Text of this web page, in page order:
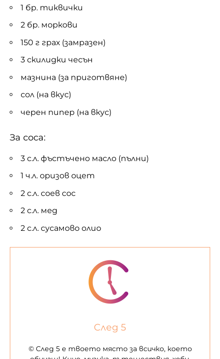
1 бр. тиквички
2 бр. моркови
150 г грах (замразен)
3 скилидки чесън
мазнина (за приготвяне)
сол (на вкус)
черен пипер (на вкус)
За соса:
3 с.л. фъстъчено масло (пълни)
1 ч.л. оризов оцет
2 с.л. соев сос
2 с.л. мед
2 с.л. сусамово олио
След 5
© След 5 е твоето място за всичко, което